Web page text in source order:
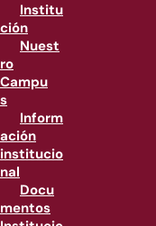
Institu
ción
Nuest
ro
Campu
s
Inform
ación
institucio
nal
Docu
mentos